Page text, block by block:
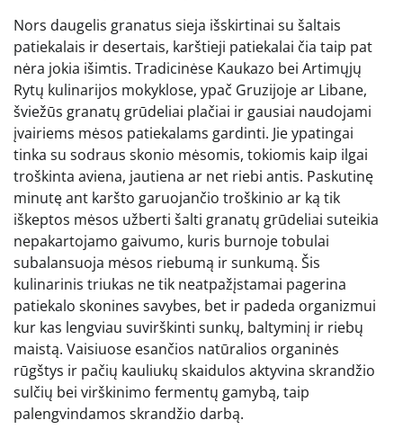
Nors daugelis granatus sieja išskirtinai su šaltais
patiekalais ir desertais, karštieji patiekalai čia taip pat
nėra jokia išimtis. Tradicinėse Kaukazo bei Artimųjų
Rytų kulinarijos mokyklose, ypač Gruzijoje ar Libane,
šviežūs granatų grūdeliai plačiai ir gausiai naudojami
įvairiems mėsos patiekalams gardinti. Jie ypatingai
tinka su sodraus skonio mėsomis, tokiomis kaip ilgai
troškinta aviena, jautiena ar net riebi antis. Paskutinę
minutę ant karšto garuojančio troškinio ar ką tik
iškeptos mėsos užberti šalti granatų grūdeliai suteikia
nepakartojamo gaivumo, kuris burnoje tobulai
subalansuoja mėsos riebumą ir sunkumą. Šis
kulinarinis triukas ne tik neatpažįstamai pagerina
patiekalo skonines savybes, bet ir padeda organizmui
kur kas lengviau suvirškinti sunkų, baltyminį ir riebų
maistą. Vaisiuose esančios natūralios organinės
rūgštys ir pačių kauliukų skaidulos aktyvina skrandžio
sulčių bei virškinimo fermentų gamybą, taip
palengvindamos skrandžio darbą.